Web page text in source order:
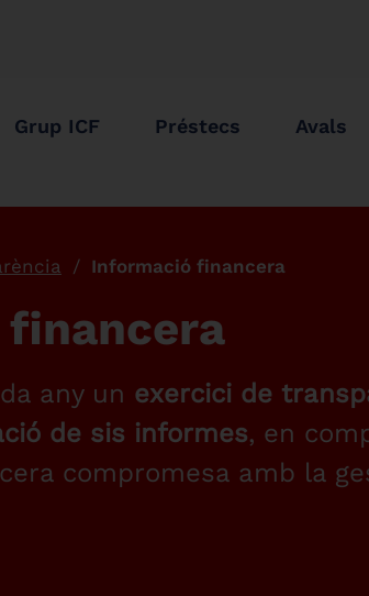
Grup ICF Préstecs Avals
Informació financera
any un exercici de
de sis informes, en
compromesa amb la